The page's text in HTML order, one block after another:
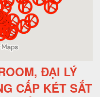
ĐẠI LÝ
CẤP KÉT SẮT